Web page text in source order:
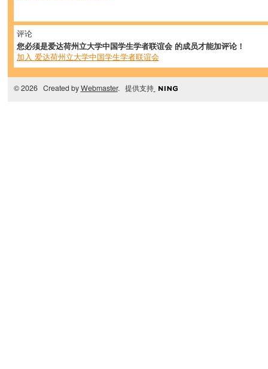
评论
您必须是爱达荷州立大学中国学生学者联谊会 的成员才能加评论！
加入 爱达荷州立大学中国学生学者联谊会
© 2026 Created byWebmaster. 提供支持